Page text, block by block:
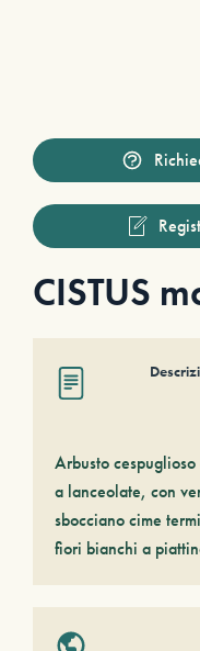
CISTUS
Arbusto
a lanceolate, con
sbocciano cime
fiori bianchi a